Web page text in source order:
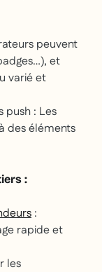
peuvent
et
varié et
push : Les
des éléments
:
:
rapide et
les